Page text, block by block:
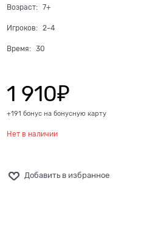
Возраст: 7+
Игроков: 2-4
Время: 30
1 910₽
+191 бонус на бонусную карту
Нет в наличии
Добавить в избранное